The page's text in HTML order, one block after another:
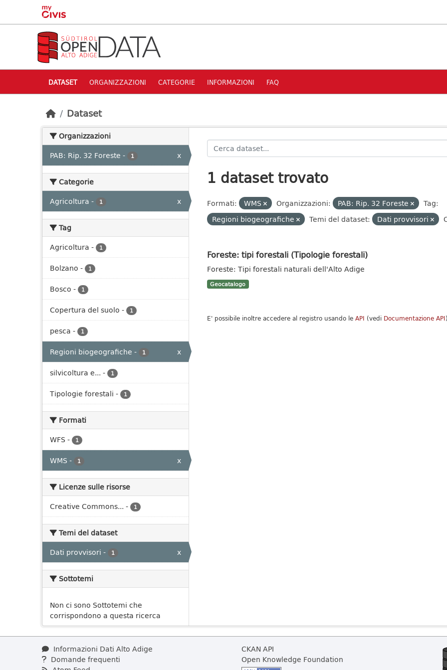
Skip to main content
DATASET ORGANIZZAZIONI CATEGORIE INFORMAZIONI FAQ
Dataset
Organizzazioni
PAB: Rip. 32 Foreste - 1 x
Categorie
Agricoltura - 1 x
Tag
Agricoltura - 1
Bolzano - 1
Bosco - 1
Copertura del suolo - 1
pesca - 1
Regioni biogeografiche - 1
x
silvicoltura e... - 1
Tipologie forestali - 1
Formati
WFS - 1
WMS - 1 x
Licenze sulle risorse
Creative Commons... - 1
Temi del dataset
Dati provvisori - 1 x
Sottotemi
Non ci sono Sottotemi che
corrispondono a questa ricerca
1 dataset trovato
Formati: WMS Organizzazioni: PAB: Rip. 32 Foreste
Tag:
Regioni biogeografiche
Temi del dataset: Dati provvisori
Foreste: tipi forestali (Tipologie forestali)
Foreste: Tipi forestali naturali dell'Alto Adige
Geocatalogo
E' possibile inoltre accedere al registro usando le API (vedi Documentazione API
Informazioni Dati Alto Adige
Domande frequenti
CKAN API
Open Knowledge Foundation